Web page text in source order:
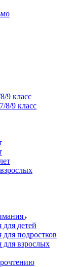
9 класс
8/9 класс
детей
подростков
взрослых